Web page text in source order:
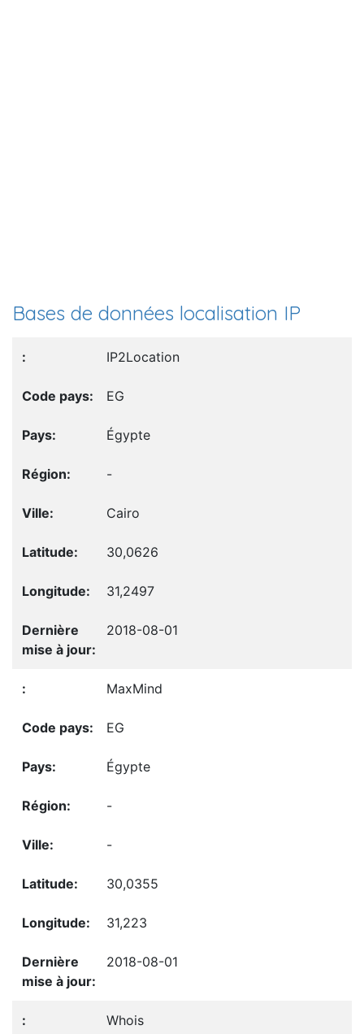
Bases de données localisation IP
IP2Location
EG
Égypte
-
Cairo
30,0626
31,2497
2018-08-01
MaxMind
EG
Égypte
-
-
30,0355
31,223
2018-08-01
Whois